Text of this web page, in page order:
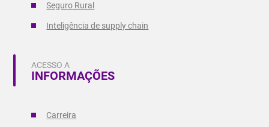
Seguro Rural
Inteligência de supply chain
ACESSO A
INFORMAÇÕES
Carreira